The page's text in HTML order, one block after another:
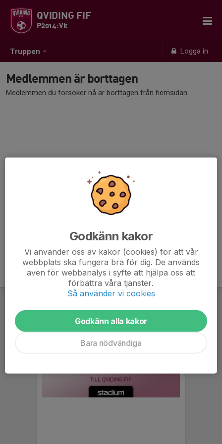
Truppen Logga in
QVIDING FIF
P2014:Vit
Medlemmen är borttagen
Medlemmen du försöker nå är borttagen från hemsidan.
Godkänn kakor
Vi använder oss av kakor (cookies) för att vår
webbplats ska fungera bra för dig. De används
även för webbanalys i syfte att hjälpa oss att
förbättra våra tjänster.
Så använder vi cookies
Godkänn alla kakor
Bara nödvändiga